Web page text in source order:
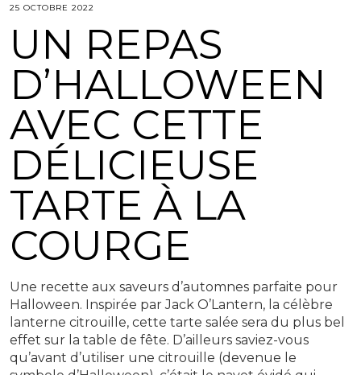
25 OCTOBRE 2022
UN REPAS
D’HALLOWEEN
AVEC CETTE
DÉLICIEUSE
TARTE À LA
COURGE
Une recette aux saveurs d’automnes parfaite pour
Halloween. Inspirée par Jack O’Lantern, la célèbre
lanterne citrouille, cette tarte salée sera du plus bel
effet sur la table de fête. D’ailleurs saviez-vous
qu’avant d’utiliser une citrouille (devenue le